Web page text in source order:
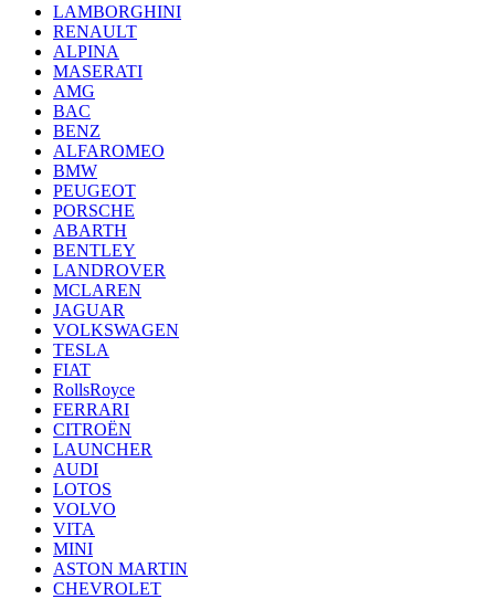
LAMBORGHINI
RENAULT
ALPINA
MASERATI
AMG
BAC
BENZ
ALFAROMEO
BMW
PEUGEOT
PORSCHE
ABARTH
BENTLEY
LANDROVER
MCLAREN
JAGUAR
VOLKSWAGEN
TESLA
FIAT
RollsRoyce
FERRARI
CITROËN
LAUNCHER
AUDI
LOTOS
VOLVO
VITA
MINI
ASTON MARTIN
CHEVROLET